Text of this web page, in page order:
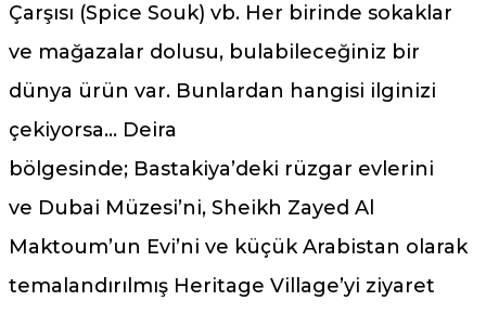
Çarşısı (Spice Souk) vb. Her birinde sokaklar
ve mağazalar dolusu, bulabileceğiniz bir
dünya ürün var. Bunlardan hangisi ilginizi
çekiyorsa… Deira
bölgesinde; Bastakiya’deki rüzgar evlerini
ve Dubai Müzesi’ni, Sheikh Zayed Al
Maktoum’un Evi’ni ve küçük Arabistan olarak
temalandırılmış Heritage Village’yi ziyaret